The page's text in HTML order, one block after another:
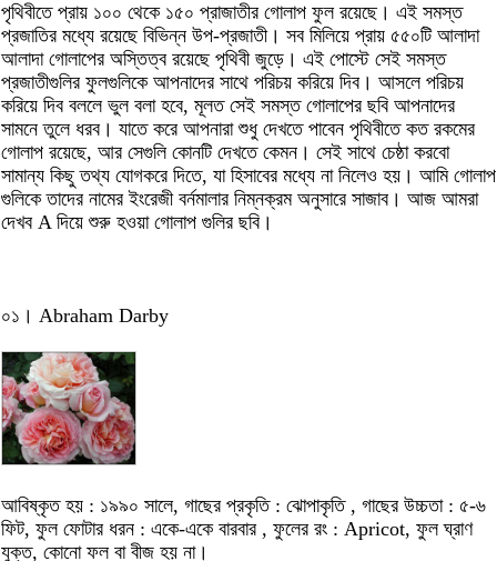
পৃথিবীতে প্রায় ১০০ থেকে ১৫০ প্রাজাতীর গোলাপ ফুল রয়েছে। এই সমস্ত
প্রজাতির মধ্যে রয়েছে বিভিন্ন উপ-প্রজাতী। সব মিলিয়ে প্রায় ৫৫০টি আলাদা
আলাদা গোলাপের অস্তিত্ব রয়েছে পৃথিবী জুড়ে। এই পোস্টে সেই সমস্ত
প্রজাতীগুলির ফুলগুলিকে আপনাদের সাথে পরিচয় করিয়ে দিব। আসলে পরিচয়
করিয়ে দিব বললে ভুল বলা হবে, মূলত সেই সমস্ত গোলাপের ছবি আপনাদের
সামনে তুলে ধরব। যাতে করে আপনারা শুধু দেখতে পাবেন পৃথিবীতে কত রকমের
গোলাপ রয়েছে, আর সেগুলি কোনটি দেখতে কেমন। সেই সাথে চেষ্ঠা করবো
সামান্য কিছু তথ্য যোগকরে দিতে, যা হিসাবের মধ্যে না নিলেও হয়। আমি গোলাপ
গুলিকে তাদের নামের ইংরেজী বর্নমালার নিম্নক্রম অনুসারে সাজাব। আজ আমরা
দেখব A দিয়ে শুরু হওয়া গোলাপ গুলির ছবি।
০১। Abraham Darby
আবিষ্কৃত হয় : ১৯৯০ সালে, গাছের প্রকৃতি : ঝোপাকৃতি , গাছের উচ্চতা : ৫-৬
ফিট, ফুল ফোটার ধরন : একে-একে বারবার , ফুলের রং : Apricot, ফুল ঘ্রাণ
যুক্ত, কোনো ফল বা বীজ হয় না।